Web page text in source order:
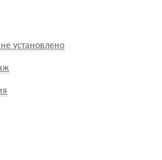
установлено